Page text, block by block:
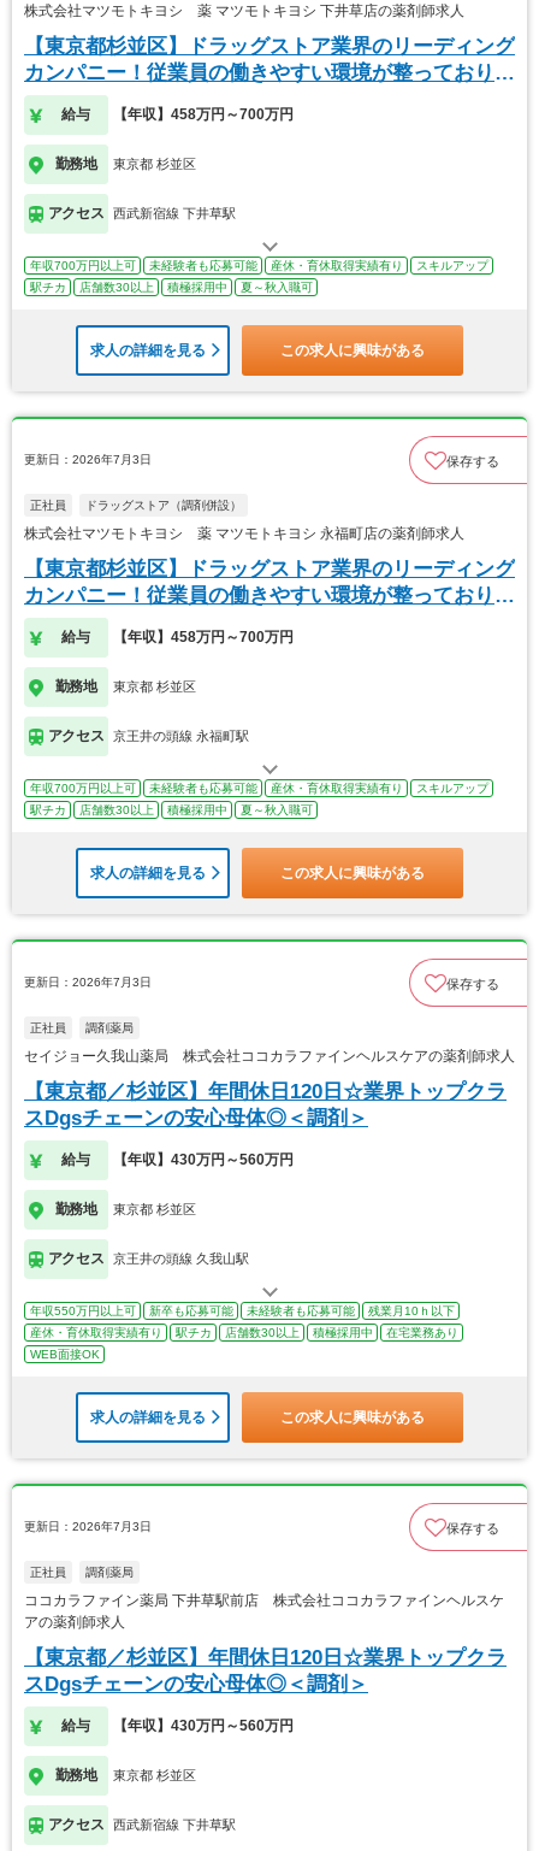
株式会社マツモトキヨシ 薬 マツモトキヨシ 下井草店の薬剤師求人
【東京都杉並区】ドラッグストア業界のリーディング
カンパニー！従業員の働きやすい環境が整っておりま
す！
給与 【年収】458万円～700万円
勤務地 東京都 杉並区
アクセス 西武新宿線 下井草駅
年収700万円以上可 未経験者も応募可能 産休・育休取得実績有り
スキルアップ
駅チカ
店舗数30以上 積極採用中 夏～秋入職可
求人の詳細を見る この求人に興味がある
更新日：2026年7月3日 保存する
正社員 ドラッグストア（調剤併設）
株式会社マツモトキヨシ 薬 マツモトキヨシ 永福町店の薬剤師求人
【東京都杉並区】ドラッグストア業界のリーディング
カンパニー！従業員の働きやすい環境が整っておりま
す！
給与 【年収】458万円～700万円
勤務地 東京都 杉並区
アクセス 京王井の頭線 永福町駅
年収700万円以上可 未経験者も応募可能 産休・育休取得実績有り
スキルアップ
駅チカ
店舗数30以上 積極採用中 夏～秋入職可
求人の詳細を見る この求人に興味がある
更新日：2026年7月3日 保存する
正社員 調剤薬局
セイジョー久我山薬局 株式会社ココカラファインヘルスケアの薬剤師求人
【東京都／杉並区】年間休日120日☆業界トップクラ
スDgsチェーンの安心母体◎＜調剤＞
給与 【年収】430万円～560万円
勤務地 東京都 杉並区
アクセス 京王井の頭線 久我山駅
年収550万円以上可 新卒も応募可能 未経験者も応募可能
残業月10ｈ以下
産休・育休取得実績有り
駅チカ 店舗数30以上 積極採用中
在宅業務あり
WEB面接OK
求人の詳細を見る この求人に興味がある
更新日：2026年7月3日 保存する
正社員 調剤薬局
ココカラファイン薬局 下井草駅前店 株式会社ココカラファインヘルスケ
アの薬剤師求人
【東京都／杉並区】年間休日120日☆業界トップクラ
スDgsチェーンの安心母体◎＜調剤＞
給与 【年収】430万円～560万円
勤務地 東京都 杉並区
アクセス 西武新宿線 下井草駅